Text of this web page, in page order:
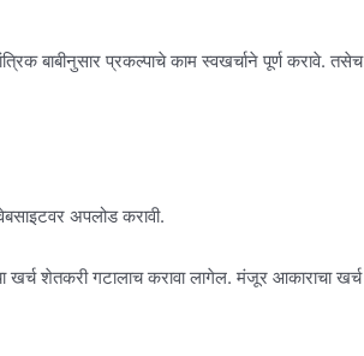
बाबीनुसार प्रकल्पाचे काम स्वखर्चाने पूर्ण करावे. तसेच
अपलोड करावी.
खर्च शेतकरी गटालाच करावा लागेल. मंजूर आकाराचा खर्च